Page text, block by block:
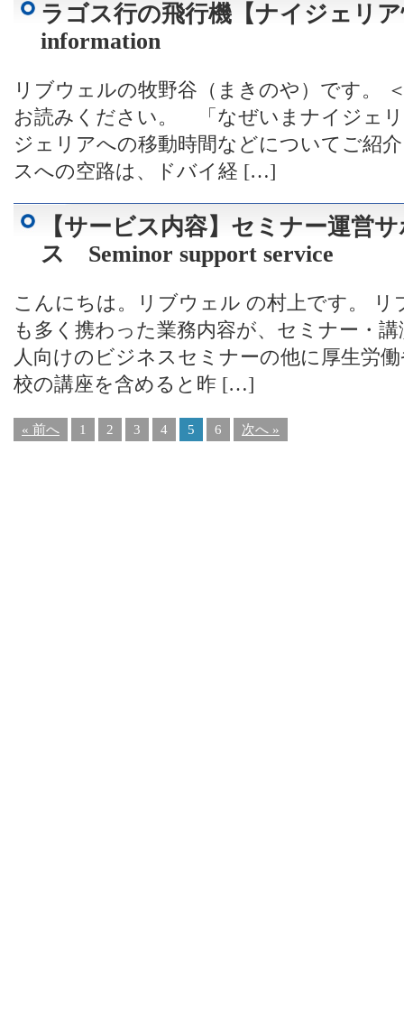
ラゴス行の飛行機【ナイジェリ
information
リブウェルの牧野谷（まきのや）です。
お読みください。 「なぜいまナイジェ
ジェリアへの移動時間などについてご紹
スへの空路は、ドバイ経 […]
【サービス内容】セミナー運営
ス Seminor support service
こんにちは。リブウェル の村上です。
も多く携わった業務内容が、セミナー・
人向けのビジネスセミナーの他に厚生労
校の講座を含めると昨 […]
« 前へ 1 2 3 4 5 6 次へ »